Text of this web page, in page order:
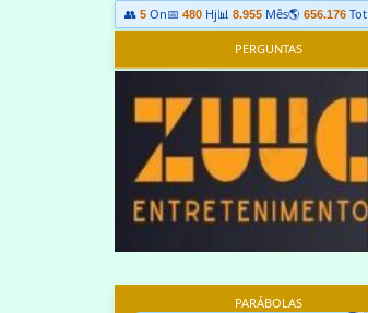
👥 5On📅 480Hj📊 8.955Mês🌎 656.176Tot
PERGUNTAS
PARÁBOLAS